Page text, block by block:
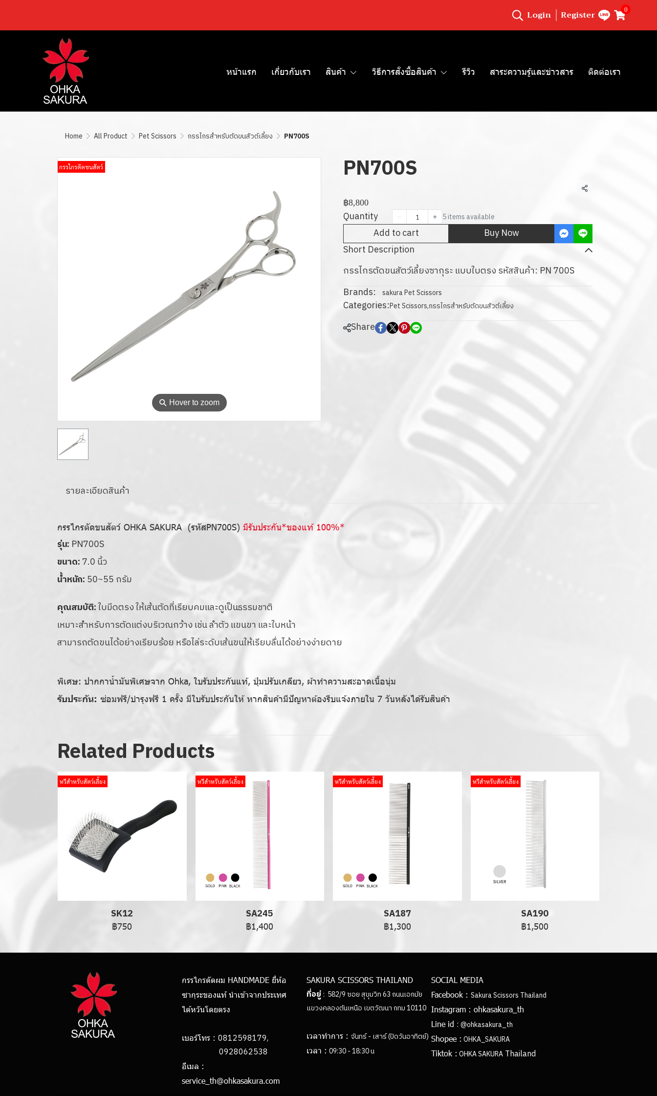
Login Register 0
หน้าแรก เกี่ยวกับเรา สินค้า วิธีการสั่งซื้อสินค้า รีวิว สาระความรู้และข่าวสาร ติดต่อเรา
Home All Product Pet Scissors กรรไกรสำหรับตัดขนสัวต์เลี้ยง PN700S
⚲ Hover to zoom
กรรไกรตัดขนสัตว์ PN700S
Share
฿8,800
Quantity 5 items available
Add to cart
Buy Now
Short Description
กรรไกรตัดขนสัตว์เลี้ยงซากุระ แบบใบตรง รหัสสินค้า: PN 700S
Brands:
sakura Pet Scissors
Categories:Pet Scissors,กรรไกรสำหรับตัดขนสัวต์เลี้ยง
Share
รายละเอียดสินค้า
กรรไกรตัดขนสัตว์ OHKA SAKURA (รหัสPN700S) มีรับประกัน*ของแท้ 100%*
รุ่น: PN700S
ขนาด: 7.0 นิ้ว
น้ำหนัก: 50~55 กรัม
คุณสมบัติ:ใบมีดตรง ให้เส้นตัดที่เรียบคมและดูเป็นธรรมชาติ
เหมาะสำหรับการตัดแต่งบริเวณกว้าง เช่น ลำตัว แขนขา และใบหน้า
สามารถตัดขนได้อย่างเรียบร้อย หรือไล่ระดับเส้นขนให้เรียบลื่นได้อย่างง่ายดาย
พิเศษ: ปากกาน้ำมันพิเศษจาก Ohka, ใบรับประกันแท้, ปุ่มปรับเกลียว, ผ้าทำความสะอาดเนื้อนุ่ม
รับประกัน: ซ่อมฟรี/บำรุงฟรี 1 ครั้ง มีใบรับประกันให้ หากสินค้ามีปัญหาต้องรีบแจ้งภายใน 7 วันหลังได้รับสินค้า
Related Products
หวีสำหรับสัตว์เลี้ยง
SK12
฿750
หวีสำหรับสัตว์เลี้ยง
SA245
฿1,400
หวีสำหรับสัตว์เลี้ยง
SA187
฿1,300
หวีสำหรับสัตว์เลี้ยง
SA190
฿1,500
กรรไกรตัดผม HANDMADE ยี่ห้อ
ซากุระของแท้ นำเข้าจากประเทศ
ไต้หวันโดยตรง
เบอร์โทร : 0812598179,
0928062538
อีเมล :
service_th@ohkasakura.com
SAKURA SCISSORS THAILAND
ที่อยู่: 582/9 ซอย สุขุมวิท 63 ถนนเอกมัย
แขวงคลองตันเหนือ เขตวัฒนา กทม 10110
เวลาทำการ : จันทร์ - เสาร์ (ปิดวันอาทิตย์)
เวลา : 09:30 - 18:30 น
SOCIAL MEDIA
Facebook : Sakura Scissors Thailand
Instagram : ohkasakura_th
Line id : @ohkasakura_th
Shopee : OHKA_SAKURA
Tiktok : OHKA SAKURA Thailand